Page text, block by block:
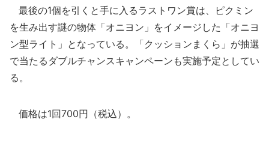
最後の1個を引くと手に入るラストワン賞は、ピクミン
を生み出す謎の物体「オニヨン」をイメージした「オニヨ
ン型ライト」となっている。「クッションまくら」が抽選
で当たるダブルチャンスキャンペーンも実施予定としてい
る。
価格は1回700円（税込）。